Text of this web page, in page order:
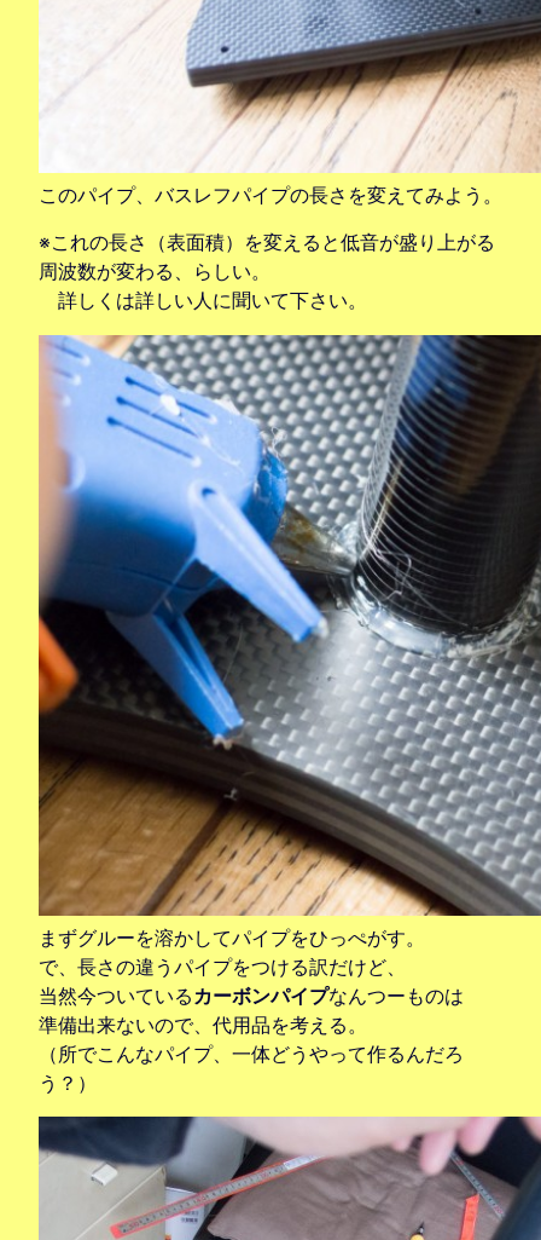
このパイプ、バスレフパイプの長さを変えてみよう。
※これの長さ（表面積）を変えると低音が盛り上がる
周波数が変わる、らしい。
詳しくは詳しい人に聞いて下さい。
まずグルーを溶かしてパイプをひっぺがす。
で、長さの違うパイプをつける訳だけど、
当然今ついているカーボンパイプなんつーものは
準備出来ないので、代用品を考える。
（所でこんなパイプ、一体どうやって作るんだろ
う？）